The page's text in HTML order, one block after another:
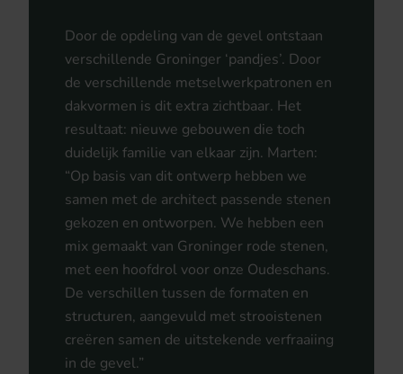
Door de opdeling van de gevel ontstaan
verschillende Groninger ‘pandjes’. Door
de verschillende metselwerkpatronen en
dakvormen is dit extra zichtbaar. Het
resultaat: nieuwe gebouwen die toch
duidelijk familie van elkaar zijn. Marten:
“Op basis van dit ontwerp hebben we
samen met de architect passende stenen
gekozen en ontworpen. We hebben een
mix gemaakt van Groninger rode stenen,
met een hoofdrol voor onze Oudeschans.
De verschillen tussen de formaten en
structuren, aangevuld met strooistenen
creëren samen de uitstekende verfraaiing
in de gevel.”